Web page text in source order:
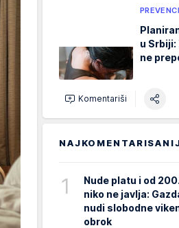
u
ne
Komentariši
1
Nude platu i od
niko ne javlja:
nudi slobodne
obrok